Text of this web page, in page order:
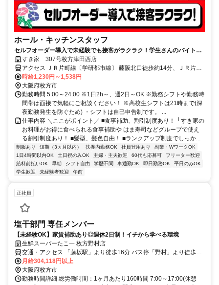
ホール・キッチンスタッフ
セルフオーダー導入で未経験でも接客がラクラク！学生さんのバイトデ
ビューに最適です♪
すき家 307号枚方津田西店
アクセス ＪＲ片町線〔学研都市線〕 藤阪北口徒歩約14分、ＪＲ片町
線〔学研都市線〕 津田徒歩約16分、ＪＲ片町線〔学研都市線〕/ＪＲ
福知山線〔宝塚線〕 長尾（大阪府）徒歩約35分 津田駅徒歩10分、
307号線沿い
時給1,230円～1,538円
大阪府枚方市
勤務時間 5:00～24:00 ※1日2h～、週2日～OK ※勤務シフトや勤務時
間帯は面接で気軽にご相談ください！ ※高校生シフトは21時まで(深
夜勤務発生を防ぐため) ・シフトは自己申告制です。 ...
仕事内容 ＼ここがポイント／ ■食事補助、割引制度あり！ └すき家の
お料理がお得に食べられる食事補助や はま寿司などグループで使え
る割引制度あり！ ■髪型、髪色自由！ ■ランクアップ制度でしっか...
制服あり 短期（3ヵ月以内） 扶養内勤務OK 社員登用あり
副業・WワークOK
1日4時間以内OK
土日祝のみOK 主婦・主夫歓迎 60代も応募可
フリーター歓迎
給料前払いOK
早朝 シフト自由 学歴不問 車通勤OK 即日勤務OK
平日のみOK
学生歓迎
未経験者歓迎 午前
正社員
塩干部門 専任メンバー
【未経験OK】家賃補助あり◎週休2日制！イチから学べる環境
生鮮スーパーたこ一 枚方野村店
交通・アクセス 「藤坂駅」より徒歩16分 バス停「野村」より徒歩6
分
月給304,118円以上
大阪府枚方市
勤務時間詳細 総労働時間：1ヶ月あたり160時間 7:00～17:00(休憩